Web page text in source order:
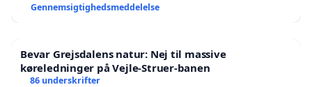
Gennemsigtighedsmeddelelse
Bevar Grejsdalens natur: Nej til massive
køreledninger på Vejle-Struer-banen
86 underskrifter